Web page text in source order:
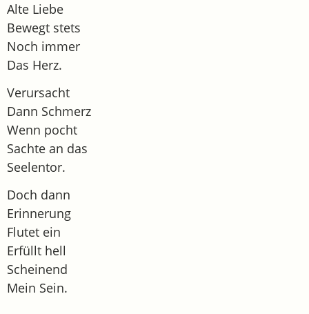
Alte Liebe
Bewegt stets
Noch immer
Das Herz.
Verursacht
Dann Schmerz
Wenn pocht
Sachte an das
Seelentor.
Doch dann
Erinnerung
Flutet ein
Erfüllt hell
Scheinend
Mein Sein.